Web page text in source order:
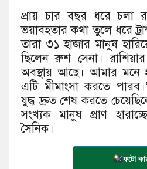
প্রায় চার বছর ধরে চলা
ভয়াবহতার কথা তুলে ধরে
তারা ৩১ হাজার মানুষ
ছিলেন রুশ সেনা।
অবস্থায় আছে। আমার মনে
এটি মীমাংসা করতে
যুদ্ধ দ্রুত শেষ করতে
সংখ্যক মানুষ প্রাণ
সৈনিক।
ফটো